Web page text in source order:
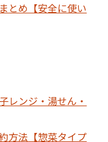
とめ【安全に使い
レンジ・湯せん・
方法【惣菜タイプ